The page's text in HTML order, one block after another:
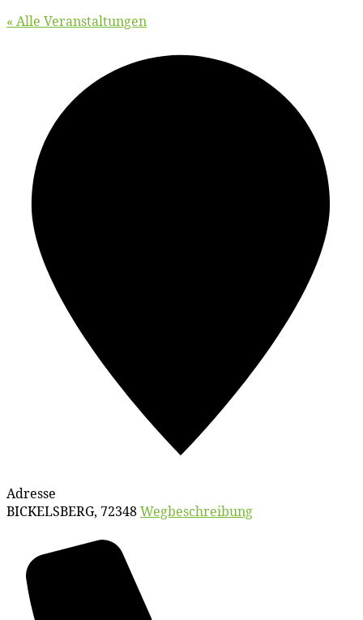
« Alle Veranstaltungen
Adresse
BICKELSBERG, 72348Wegbeschreibung